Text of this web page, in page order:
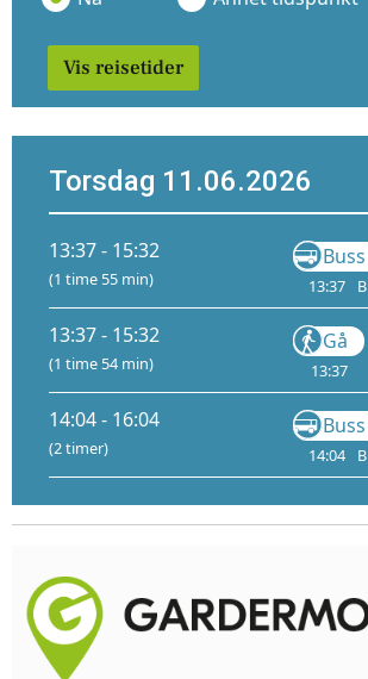
Vis reisetider
Torsdag 11.06.2026
13:37 - 15:32
(1 time 55 min)
Buss
13:37 B
13:37 - 15:32
(1 time 54 min)
Gå
13:37
14:04 - 16:04
(2 timer)
Buss
14:04 B